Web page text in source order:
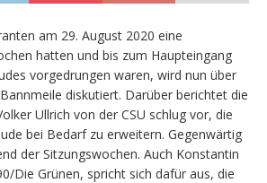
am 29. August 2020 eine
hatten und bis zum Haupteingang
vorgedrungen waren, wird nun über
diskutiert. Darüber berichtet die
Ullrich von der CSU schlug vor, die
bei Bedarf zu erweitern. Gegenwärtig
der Sitzungswochen. Auch Konstantin
Die Grünen, spricht sich dafür aus, die